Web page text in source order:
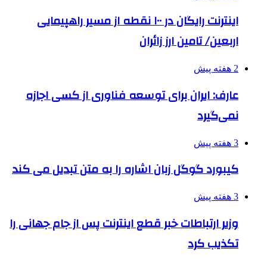
اینترنت رایگان در ۱۰۰ نقطه از مسیر راهپیمایی
اربعین/ تامین ارز زائران
2 هفته پیش
عارف: ایران برای توسعه فناوری از کسی اجازه
نمی‌گیرد
3 هفته پیش
کیبورد گوگل زبان اشاره را به متن تبدیل می کند
3 هفته پیش
وزیر ارتباطات خبر قطع اینترنت پس از جام جهانی را
تکذیب کرد